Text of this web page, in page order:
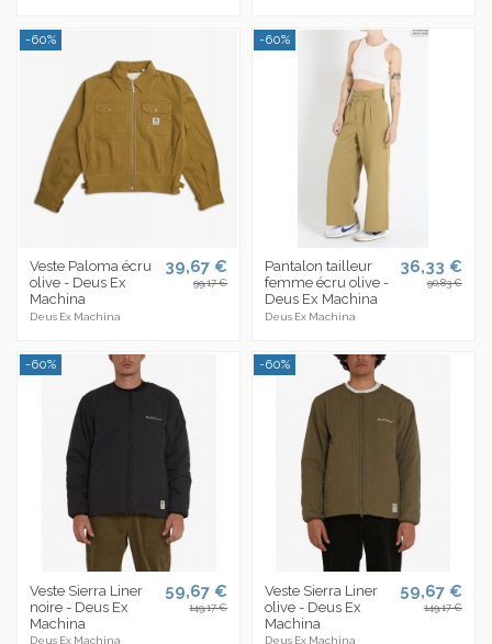
-60%
Veste Paloma écru
olive - Deus Ex
Machina
Deus Ex Machina
39,67 €
99,17 €
-60%
Pantalon tailleur
femme écru olive -
Deus Ex Machina
Deus Ex Machina
36,33 €
90,83 €
-60%
Veste Sierra Liner
noire - Deus Ex
Machina
Deus Ex Machina
59,67 €
149,17 €
-60%
Veste Sierra Liner
olive - Deus Ex
Machina
Deus Ex Machina
59,67 €
149,17 €